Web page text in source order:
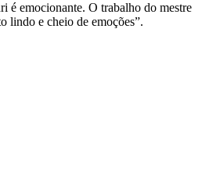
é emocionante. O trabalho do mestre
lindo e cheio de emoções”.